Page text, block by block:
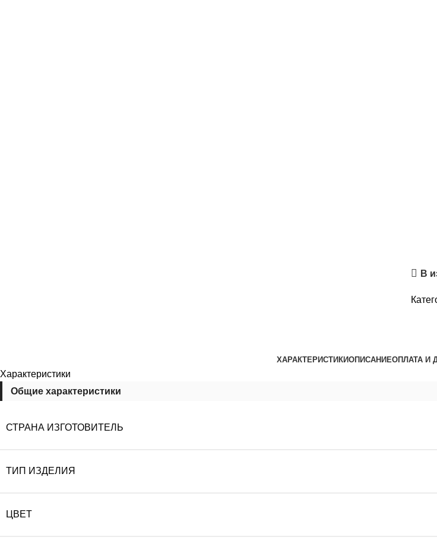
В
ХАРАКТЕРИСТИКИОПИСАНИЕОПЛАТА И
Характеристики
Общие характеристики
СТРАНА ИЗГОТОВИТЕЛЬ
ТИП ИЗДЕЛИЯ
ЦВЕТ